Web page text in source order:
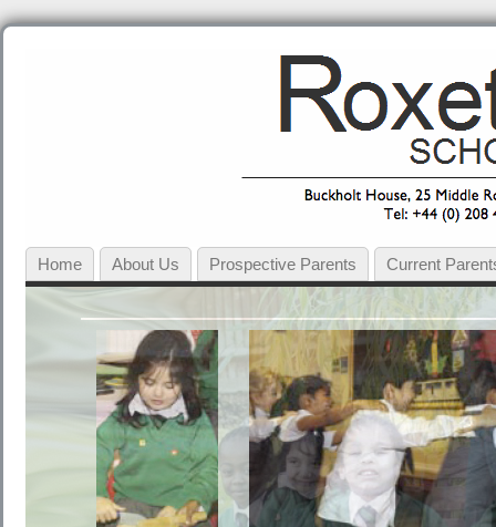
Home About Us Prospective Parents Current